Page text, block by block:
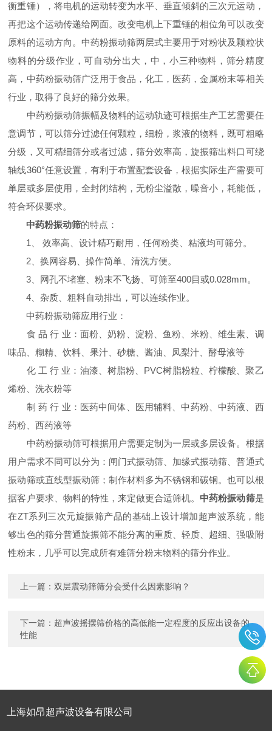
衡重锤），将电机的运动转变为水平、垂直倾斜的三次元运动，
再把这个运动传递给网面。改变电机上下重锤的相位角可以改变
原料的运动方向。中药粉振动筛两层式主要用于对粉状及颗粒状
物料的分级作业，可自动分出大，中，小三种物料，筛分精度
高，中药粉振动筛广泛用于食品，化工，医药，金属粉末等相关
行业，取得了良好的筛分效果。
中药粉振动筛振幅及物料的运动轨迹可根据生产工艺需要任
意调节，可以筛分过滤任何颗粒，细粉，浆液的物料，既可粗略
分级，又可精细筛分或者过滤，筛分效率高，旋振筛出料口可绕
轴线360°任意设置，有利于布置配套设备，根据实际生产需要可
单层或多层使用，全封闭结构，无粉尘溢散，噪音小，耗能低，
符合环保要求。
中药粉振动筛的特点：
1、 效率高、设计精巧耐用，任何粉类、粘液均可筛分。
2、换网容易、操作简单、清洗方便。
3、网孔不堵塞、粉末不飞扬、可筛至400目或0.028mm。
4、杂质、粗料自动排出，可以连续作业。
中药粉振动筛应用行业：
食 品 行 业：面粉、奶粉、淀粉、鱼粉、米粉、维生素、调
味品、糊精、饮料、果汁、砂糖、酱油、凤梨汁、酵母液等
化 工 行 业：油漆、树脂粉、PVC树脂粉粒、柠檬酸、聚乙
烯粉、洗衣粉等
制 药 行 业：医药中间体、医用辅料、中药粉、中药液、西
药粉、西药液等
中药粉振动筛可根据用户需要定制为一层或多层设备。根据
用户需求不同可以分为：闸门式振动筛、加缘式振动筛、普通式
振动筛或直线型振动筛；制作材料多为不锈钢和碳钢。也可以根
据客户要求、物料的特性，来定做更合适筛机。中药粉振动筛是
在ZT系列三次元旋振筛产品的基础上设计增加超声波系统，能
够出色的筛分普通旋振筛不能分离的重质、轻质、超细、强吸附
性粉末，几乎可以完成所有难筛分粉末物料的筛分作业。
上一篇：双层震动筛筛分会受什么因素影响？
下一篇： 超声波摇摆筛价格的高低能一定程度的反应出设备的
性能
上海如昂超声波设备有限公司